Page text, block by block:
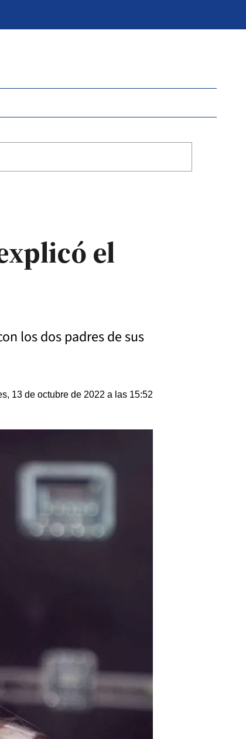
el
los dos padres de sus
13 de octubre de 2022 a las 15:52